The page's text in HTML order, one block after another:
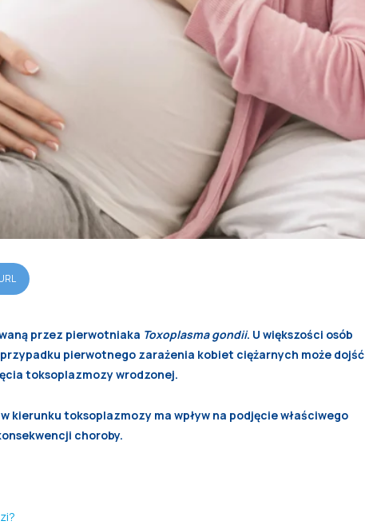
przez pierwotniaka Toxoplasma gondii. U większości osób
pierwotnego zarażenia kobiet ciężarnych może dojść
toksoplazmozy wrodzonej.
kierunku toksoplazmozy ma wpływ na podjęcie właściwego
choroby.